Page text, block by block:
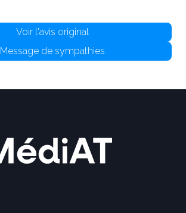
Voir l'avis original
Message de sympathies